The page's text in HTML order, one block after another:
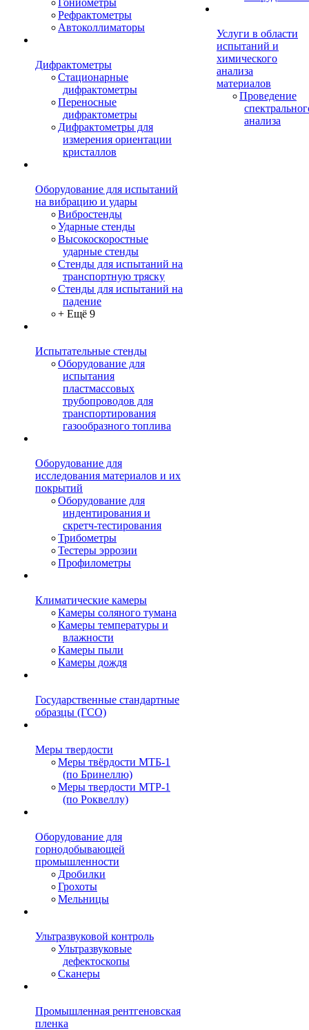
Гониометры
Рефрактометры
Автоколлиматоры
Дифрактометры
Стационарные
дифрактометры
Переносные
дифрактометры
Дифрактометры для
измерения ориентации
кристаллов
Оборудование для испытаний
на вибрацию и удары
Вибростенды
Ударные стенды
Высокоскоростные
ударные стенды
Стенды для испытаний на
транспортную тряску
Стенды для испытаний на
падение
+ Ещё 9
Испытательные стенды
Оборудование для
испытания
пластмассовых
трубопроводов для
транспортирования
газообразного топлива
Оборудование для
исследования материалов и их
покрытий
Оборудование для
индентирования и
скретч-тестирования
Трибометры
Тестеры эррозии
Профилометры
Климатические камеры
Камеры соляного тумана
Камеры температуры и
влажности
Камеры пыли
Камеры дождя
Государственные стандартные
образцы (ГСО)
Меры твердости
Меры твёрдости МТБ-1
(по Бринеллю)
Меры твердости МТР-1
(по Роквеллу)
Оборудование для
горнодобывающей
промышленности
Дробилки
Грохоты
Мельницы
Ультразвуковой контроль
Ультразвуковые
дефектоскопы
Сканеры
Промышленная рентгеновская
пленка
Услуги в области
испытаний и
химического
анализа
материалов
Проведение
анализа